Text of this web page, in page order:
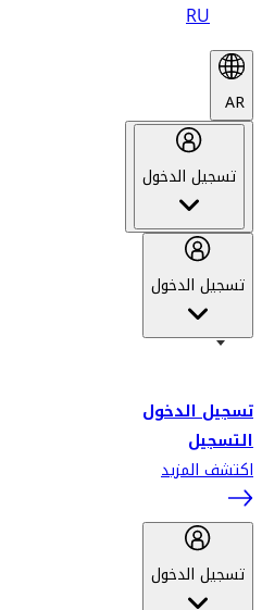
RU
AR
تسجيل الدخول
تسجيل الدخول
أهلاً بك في سكاي واردز طيران
تسجيل الدخول
التسجيل
اكتشف المزيد
تسجيل الدخول